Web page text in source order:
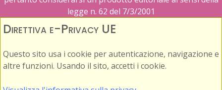
legge n. 62 del 7/3/2001
Direttiva e-Privacy UE
Questo sito usa i cookie per autenticazione, navigazione e
altre funzioni. Usando il sito, accetti i cookie.